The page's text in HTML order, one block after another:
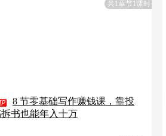
共1章节1课时
8 节零基础写作赚钱课，靠投
书也能年入十万